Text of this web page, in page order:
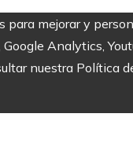
mejorar y
Analytics,
nuestra Política